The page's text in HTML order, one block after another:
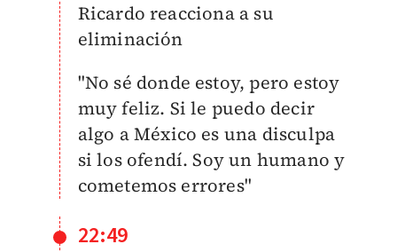
Ricardo reacciona a su
eliminación
"No sé donde estoy, pero estoy
muy feliz. Si le puedo decir
algo a México es una disculpa
si los ofendí. Soy un humano y
cometemos errores"
22:49